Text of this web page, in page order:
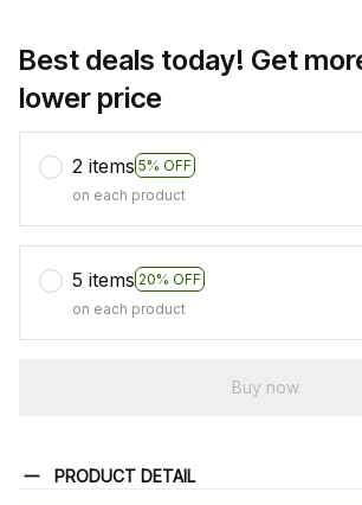
Best deals today! Get
lower price
2 items 5% OFF
on each product
5 items 20% OFF
on each product
Buy now
PRODUCT DETAIL